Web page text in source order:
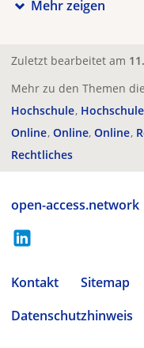
Mehr zeigen
Zuletzt bearbeitet am
Mehr zu den Themen
Hochschule
Online Online Online
Rechtliches
open-access.network
Kontakt Sitemap
Datenschutzhinweis